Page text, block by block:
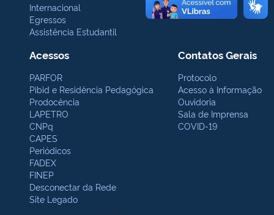
Internacional
Egressos
Assistência Estudantil
Acessos
PARFOR
Pibid e Residência Pedagógica
Prodocência
LAPETRO
CNPq
CAPES
Periódicos
FADEX
FINEP
Desconectar da Rede
Site Legado
Contatos Gerais
Protocolo
Acesso à Informação
Ouvidoria
Sala de Imprensa
COVID-19